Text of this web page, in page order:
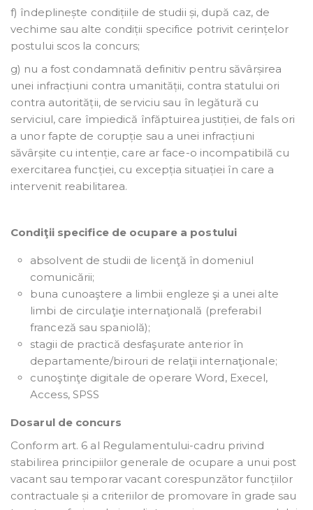
f) îndeplinește condițiile de studii și, după caz, de
vechime sau alte condiții specifice potrivit cerințelor
postului scos la concurs;
g) nu a fost condamnată definitiv pentru săvârșirea
unei infracțiuni contra umanității, contra statului ori
contra autorității, de serviciu sau în legătură cu
serviciul, care împiedică înfăptuirea justiției, de fals ori
a unor fapte de corupție sau a unei infracțiuni
săvârșite cu intenție, care ar face-o incompatibilă cu
exercitarea funcției, cu excepția situației în care a
intervenit reabilitarea.
Condiţii specifice de ocupare a postului
absolvent de studii de licenţă în domeniul
comunicării;
buna cunoaştere a limbii engleze şi a unei alte
limbi de circulaţie internaţională (preferabil
franceză sau spaniolă);
stagii de practică desfaşurate anterior în
departamente/birouri de relaţii internaţionale;
cunoştinţe digitale de operare Word, Execel,
Access, SPSS
Dosarul de concurs
Conform art. 6 al Regulamentului-cadru privind
stabilirea principiilor generale de ocupare a unui post
vacant sau temporar vacant corespunzător funcțiilor
contractuale și a criteriilor de promovare în grade sau